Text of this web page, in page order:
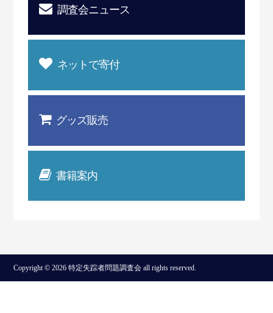
調査会ニュース
ネットで寄付
グッズ販売
書籍案内
Copyright © 2026 特定失踪者問題調査会 all rights reserved.